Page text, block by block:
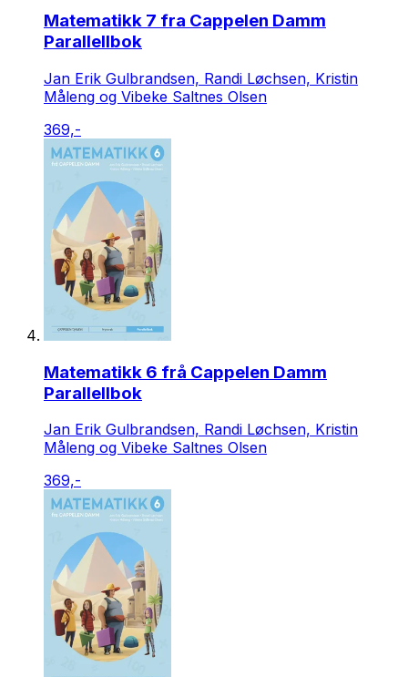
Matematikk 7 fra Cappelen Damm
Parallellbok
Jan Erik Gulbrandsen, Randi Løchsen, Kristin
Måleng og Vibeke Saltnes Olsen
369,-
Matematikk 6 frå Cappelen Damm
Parallellbok
Jan Erik Gulbrandsen, Randi Løchsen, Kristin
Måleng og Vibeke Saltnes Olsen
369,-